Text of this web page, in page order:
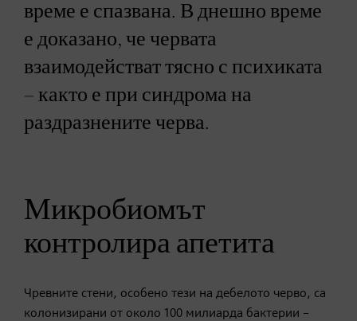
време е спазвана. В днешно време
е доказано, че червата
взаимодействат тясно с психиката
– както е при синдрома на
раздразнените черва.
Микробиомът
контролира апетита
Чревните стени, особено тези на дебелото черво, са
колонизирани от около 100 милиарда бактерии –